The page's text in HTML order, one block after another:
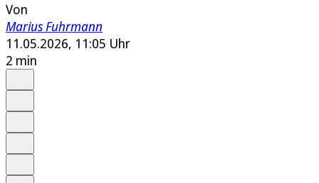
Von
Marius Fuhrmann
11.05.2026, 11:05 Uhr
2 min